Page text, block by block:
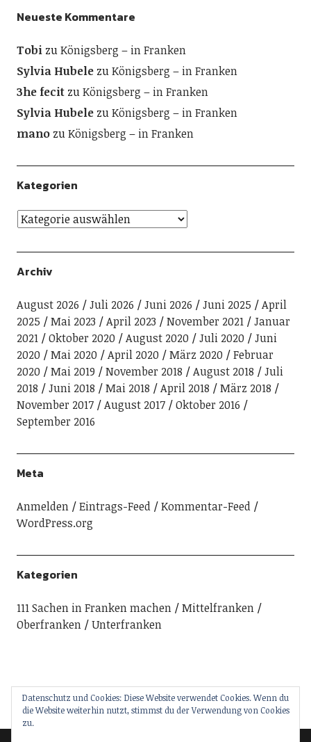
Neueste Kommentare
TobizuKönigsberg – in Franken
Sylvia HubelezuKönigsberg – in Franken
3he fecitzuKönigsberg – in Franken
Sylvia HubelezuKönigsberg – in Franken
manozuKönigsberg – in Franken
Kategorien
Archiv
August 2026 Juli 2026 Juni 2026 Juni 2025
April
2025
Mai 2023 April 2023 November 2021
Januar
2021
Oktober 2020 August 2020 Juli 2020
Juni
2020
Mai 2020 April 2020 März 2020
Februar
2020
Mai 2019 November 2018 August 2018
Juli
2018
Juni 2018 Mai 2018 April 2018
März 2018
November 2017
August 2017
Oktober 2016
September 2016
Meta
Anmelden Eintrags-Feed
Kommentar-Feed
WordPress.org
Kategorien
111 Sachen in Franken machen
Mittelfranken
Oberfranken
Unterfranken
Datenschutz und Cookies: Diese Website verwendet Cookies. Wenn du
die Website weiterhin nutzt, stimmst du der Verwendung von Cookies
zu.